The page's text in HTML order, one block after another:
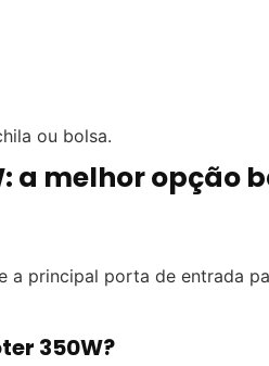
ou bolsa.
a melhor opção
a principal porta de entrada
350W?